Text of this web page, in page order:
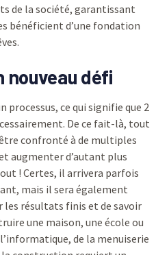
de la société, garantissant
bénéficient d’une fondation
nouveau défi
ce qui signifie que 2
De ce fait-là, tout
confronté à de multiples
augmenter d’autant plus
! Certes, il arrivera parfois
mais il sera également
résultats finis et de savoir
une maison, une école ou
de la menuiserie